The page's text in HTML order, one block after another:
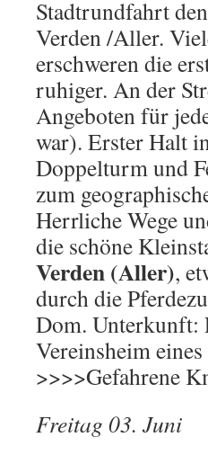
Stadtrundfahrt
Verden /Aller.
erschweren die
ruhiger. An der
Angeboten für
war). Erster Halt
Doppelturm und
zum
Herrliche Wege
die schöne
Verden (Aller),
durch die
Dom. Unterkunft:
Vereinsheim
>>>>Gefahrene
Freitag 03. Juni